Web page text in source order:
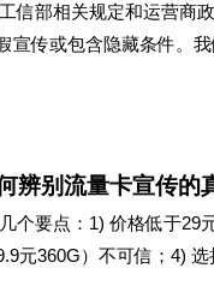
信部相关规定和运营商
宣传或包含隐藏条件。
辨别流量卡宣传的
个要点：1) 价格低于29
元360G）不可信；4)